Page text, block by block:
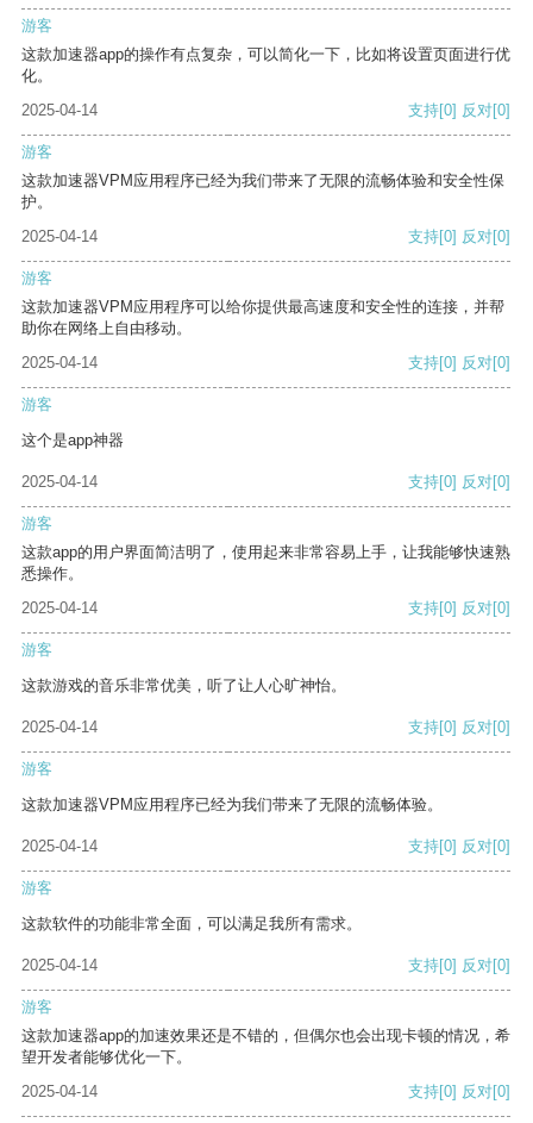
游客
这款加速器app的操作有点复杂，可以简化一下，比如将设置页面进行优
化。
2025-04-14
支持[0] 反对[0]
游客
这款加速器VPM应用程序已经为我们带来了无限的流畅体验和安全性保
护。
2025-04-14
支持[0] 反对[0]
游客
这款加速器VPM应用程序可以给你提供最高速度和安全性的连接，并帮
助你在网络上自由移动。
2025-04-14
支持[0] 反对[0]
游客
这个是app神器
2025-04-14 支持[0] 反对[0]
游客
这款app的用户界面简洁明了，使用起来非常容易上手，让我能够快速熟
悉操作。
2025-04-14
支持[0] 反对[0]
游客
这款游戏的音乐非常优美，听了让人心旷神怡。
2025-04-14 支持[0] 反对[0]
游客
这款加速器VPM应用程序已经为我们带来了无限的流畅体验。
2025-04-14 支持[0] 反对[0]
游客
这款软件的功能非常全面，可以满足我所有需求。
2025-04-14 支持[0] 反对[0]
游客
这款加速器app的加速效果还是不错的，但偶尔也会出现卡顿的情况，希
望开发者能够优化一下。
2025-04-14
支持[0] 反对[0]